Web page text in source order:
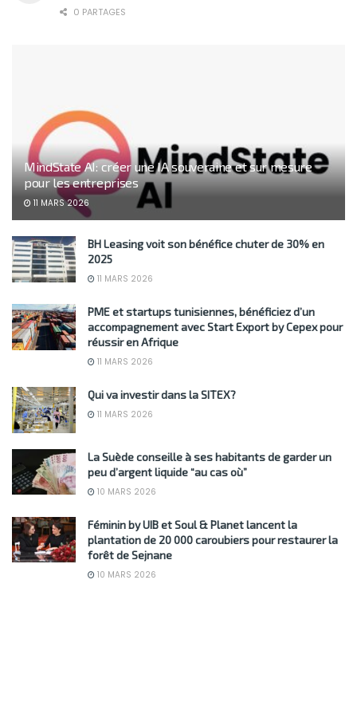
0 PARTAGES
MindState AI: créer une IA souveraine et sur mesure
pour les entreprises
11 MARS 2026
BH Leasing voit son bénéfice chuter de 30% en
2025
11 MARS 2026
PME et startups tunisiennes, bénéficiez d’un
accompagnement avec Start Export by Cepex pour
réussir en Afrique
11 MARS 2026
Qui va investir dans la SITEX?
11 MARS 2026
La Suède conseille à ses habitants de garder un
peu d’argent liquide “au cas où”
10 MARS 2026
Féminin by UIB et Soul & Planet lancent la
plantation de 20 000 caroubiers pour restaurer la
forêt de Sejnane
10 MARS 2026